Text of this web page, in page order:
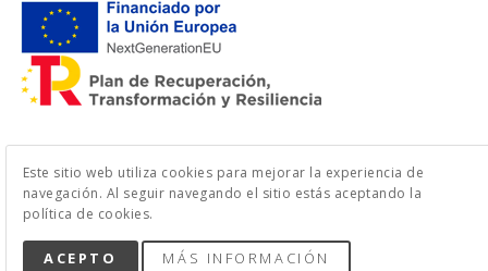
Este sitio web utiliza cookies para mejorar la experiencia de
navegación. Al seguir navegando el sitio estás aceptando la
política de cookies.
ACEPTO MÁS INFORMACIÓN